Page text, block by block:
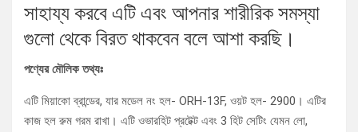
সাহায্য করবে এটি এবং আপনার শারীরিক সমস্যা
গুলো থেকে বিরত থাকবেন বলে আশা করছি।
পণ্যের মৌলিক তথ্যঃ
এটি মিয়াকো ব্রান্ডের, যার মডেল নং হল- ORH-13F, ওয়ট হল- 2900। এটির
কাজ হল রুম গরম রাখা। এটি ওভারহিট প্রটেক্ট এবং 3 হিট সেটিং যেমন লো,